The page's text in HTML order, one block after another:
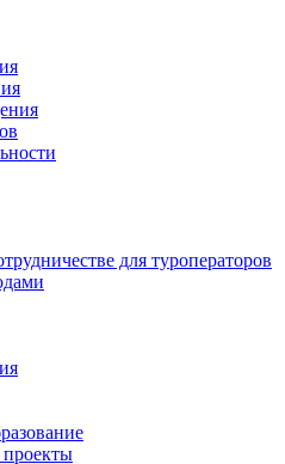
для туроператоров
проекты